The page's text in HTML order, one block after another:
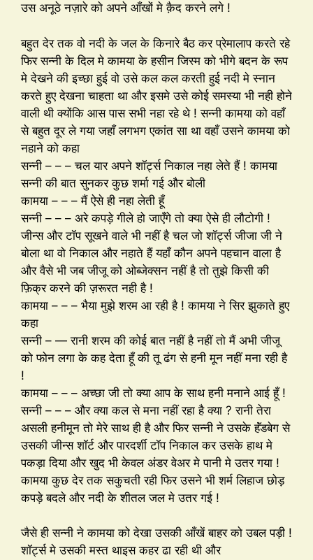
उस अनूठे नज़ारे को अपने आँखों मे क़ैद करने लगे !
बहुत देर तक वो नदी के जल के किनारे बैठ कर प्रेमालाप करते रहे
फिर सन्नी के दिल मे कामया के हसीन जिस्म को भीगे बदन के रूप
मे देखने की इच्छा हुई वो उसे कल कल करती हुई नदी मे स्नान
करते हुए देखना चाहता था और इसमे उसे कोई समस्या भी नही होने
वाली थी क्योंकि आस पास सभी नहा रहे थे ! सन्नी कामया को वहाँ
से बहुत दूर ले गया जहाँ लगभग एकांत सा था वहाँ उसने कामया को
नहाने को कहा
सन्नी – – – चल यार अपने शॉर्ट्स निकाल नहा लेते हैं ! कामया
सन्नी की बात सुनकर कुछ शर्मा गई और बोली
कामया – – – मैं ऐसे ही नहा लेती हूँ
सन्नी – – – अरे कपड़े गीले हो जाएँगे तो क्या ऐसे ही लौटोगी !
जीन्स और टॉप सूखने वाले भी नहीं है चल जो शॉर्ट्स जीजा जी ने
बोला था वो निकाल और नहाते हैं यहाँ कौन अपने पहचान वाला है
और वैसे भी जब जीजू को ओब्जेक्सन नहीं है तो तुझे किसी की
फ़िक्र करने की ज़रूरत नही है !
कामया – – – भैया मुझे शरम आ रही है ! कामया ने सिर झुकाते हुए
कहा
सन्नी – — रानी शरम की कोई बात नहीं है नहीं तो मैं अभी जीजू
को फोन लगा के कह देता हूँ की तू ढंग से हनी मून नहीं मना रही है
!
कामया – – – अच्छा जी तो क्या आप के साथ हनी मनाने आई हूँ !
सन्नी – – – और क्या कल से मना नहीं रहा है क्या ? रानी तेरा
असली हनीमून तो मेरे साथ ही है और फिर सन्नी ने उसके हॅंडबेग से
उसकी जीन्स शॉर्ट और पारदर्शी टॉप निकाल कर उसके हाथ मे
पकड़ा दिया और खुद भी केवल अंडर वेअर मे पानी मे उतर गया !
कामया कुछ देर तक सकुचती रही फिर उसने भी शर्म लिहाज छोड़
कपड़े बदले और नदी के शीतल जल मे उतर गई !
जैसे ही सन्नी ने कामया को देखा उसकी आँखें बाहर को उबल पड़ी !
शॉर्ट्स मे उसकी मस्त थाइस कहर ढा रही थी और